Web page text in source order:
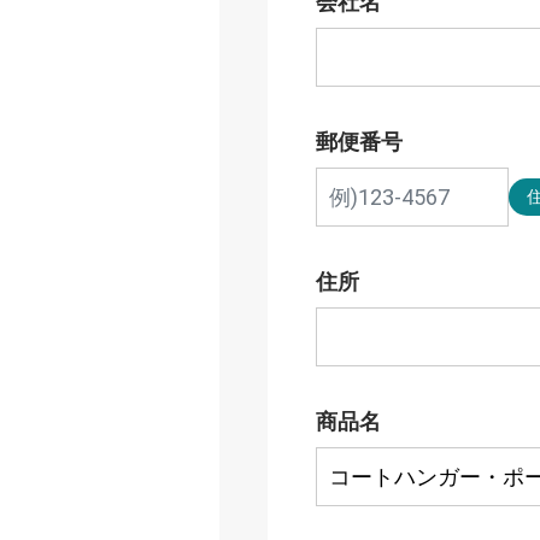
郵便番号
住所
商品名